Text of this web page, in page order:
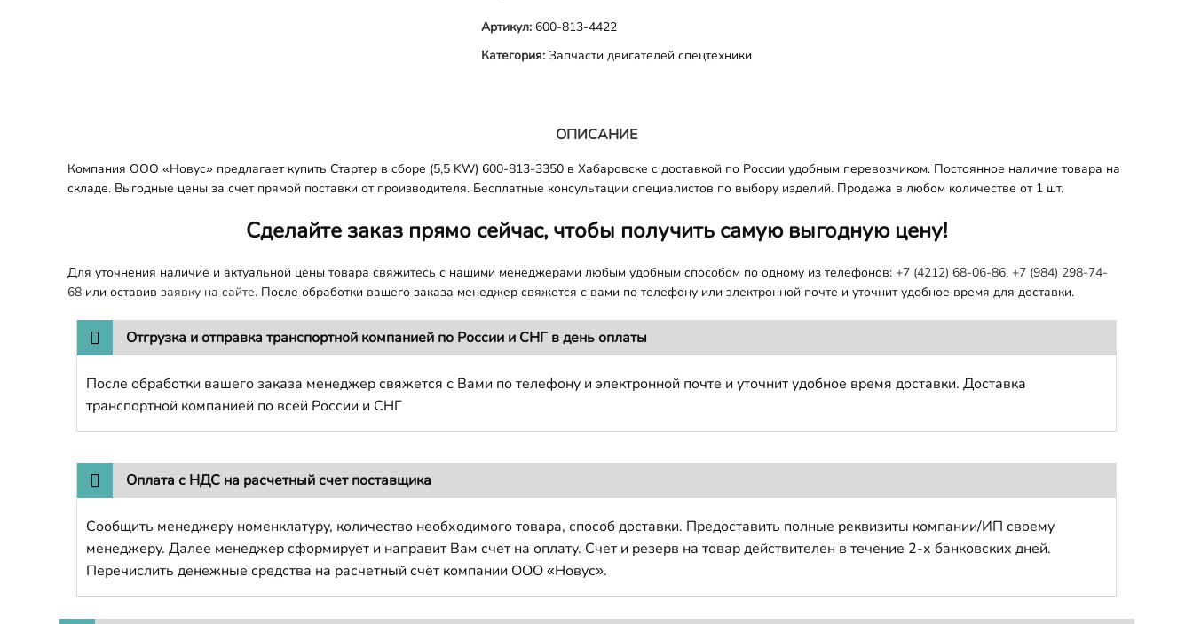
Артикул: 600-813-4422
Категория: Запчасти двигателей спецтехники
ОПИСАНИЕ
Компания ООО «Новус» предлагает купить Стартер в сборе (5,5 KW) 600-813-3350 в Хабаровске с доставкой по России удобным перевозчиком. Постоянное наличие товара на
складе. Выгодные цены за счет прямой поставки от производителя. Бесплатные консультации специалистов по выбору изделий. Продажа в любом количестве от 1 шт.
Сделайте заказ прямо сейчас, чтобы получить самую выгодную цену!
Для уточнения наличие и актуальной цены товара свяжитесь с нашими менеджерами любым удобным способом по одному из телефонов: +7 (4212) 68-06-86, +7 (984) 298-74-
68 или оставив заявку на сайте. После обработки вашего заказа менеджер свяжется с вами по телефону или электронной почте и уточнит удобное время для доставки.
Отгрузка и отправка транспортной компанией по России и СНГ в день оплаты
После обработки вашего заказа менеджер свяжется с Вами по телефону и электронной почте и уточнит удобное время доставки. Доставка
транспортной компанией по всей России и СНГ
Оплата с НДС на расчетный счет поставщика
Сообщить менеджеру номенклатуру, количество необходимого товара, способ доставки. Предоставить полные реквизиты компании/ИП своему
менеджеру. Далее менеджер сформирует и направит Вам счет на оплату. Счет и резерв на товар действителен в течение 2-х банковских дней.
Перечислить денежные средства на расчетный счёт компании ООО «Новус».